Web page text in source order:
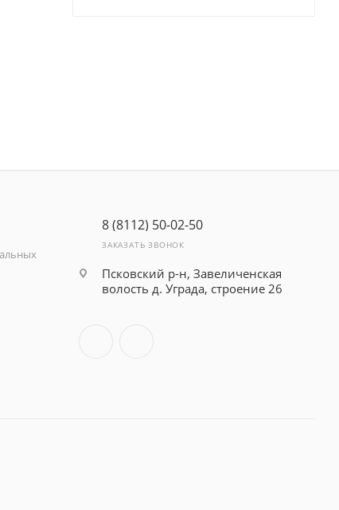
8 (8112) 50-02-50
ЗАКАЗАТЬ ЗВОНОК
Псковский р-н, Завеличенская
волость д. Уграда, строение 26